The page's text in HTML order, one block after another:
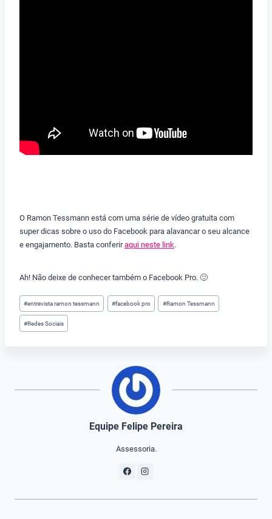
O Ramon Tessmann está com uma série de vídeo gratuita com
super dicas sobre o uso do Facebook para alavancar o seu alcance
e engajamento. Basta conferiraqui neste link.
Ah! Não deixe de conhecer também o Facebook Pro. 🙂
Tags
do
Post:
#entrevista ramon tessmann #facebook pro #Ramon Tessmann
#Redes Sociais
Equipe Felipe Pereira
Assessoria.